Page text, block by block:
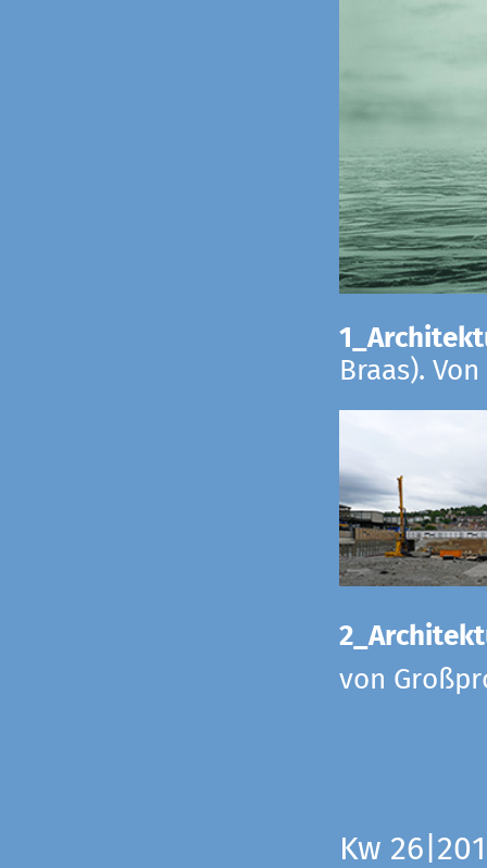
Braas).
von
Kw